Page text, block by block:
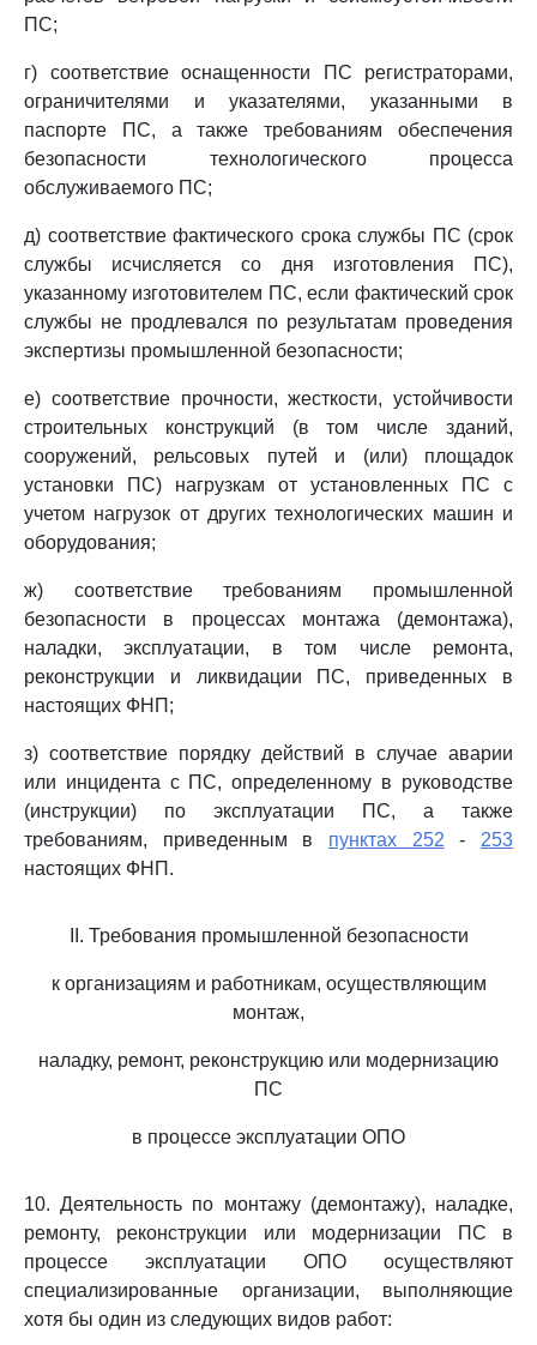
ПС;
г) соответствие оснащенности ПС регистраторами,
ограничителями и указателями, указанными в
паспорте ПС, а также требованиям обеспечения
безопасности технологического процесса
обслуживаемого ПС;
д) соответствие фактического срока службы ПС (срок
службы исчисляется со дня изготовления ПС),
указанному изготовителем ПС, если фактический срок
службы не продлевался по результатам проведения
экспертизы промышленной безопасности;
е) соответствие прочности, жесткости, устойчивости
строительных конструкций (в том числе зданий,
сооружений, рельсовых путей и (или) площадок
установки ПС) нагрузкам от установленных ПС с
учетом нагрузок от других технологических машин и
оборудования;
ж) соответствие требованиям промышленной
безопасности в процессах монтажа (демонтажа),
наладки, эксплуатации, в том числе ремонта,
реконструкции и ликвидации ПС, приведенных в
настоящих ФНП;
з) соответствие порядку действий в случае аварии
или инцидента с ПС, определенному в руководстве
(инструкции) по эксплуатации ПС, а также
требованиям, приведенным в пунктах 252 - 253
настоящих ФНП.
II. Требования промышленной безопасности
к организациям и работникам, осуществляющим
монтаж,
наладку, ремонт, реконструкцию или модернизацию
ПС
в процессе эксплуатации ОПО
10. Деятельность по монтажу (демонтажу), наладке,
ремонту, реконструкции или модернизации ПС в
процессе эксплуатации ОПО осуществляют
специализированные организации, выполняющие
хотя бы один из следующих видов работ: